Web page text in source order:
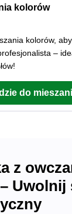
kolorów
kolorów,
–
do
z
Uwolnij